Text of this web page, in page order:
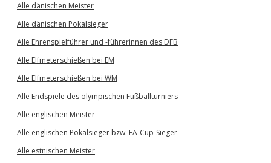
Alle dänischen Meister
Alle dänischen Pokalsieger
Alle Ehrenspielführer und -führerinnen des DFB
Alle Elfmeterschießen bei EM
Alle Elfmeterschießen bei WM
Alle Endspiele des olympischen Fußballturniers
Alle englischen Meister
Alle englischen Pokalsieger bzw. FA-Cup-Sieger
Alle estnischen Meister